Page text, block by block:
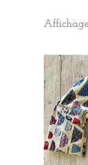
Affichage